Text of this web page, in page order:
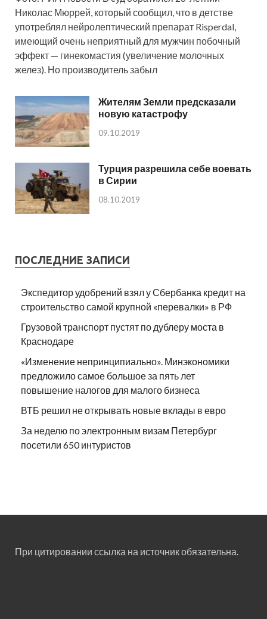
Николас Мюррей, который сообщил, что в детстве
употреблял нейролептический препарат Risperdal,
имеющий очень неприятный для мужчин побочный
эффект — гинекомастия (увеличение молочных
желез). Но производитель забыл
Жителям Земли предсказали
новую катастрофу
09.10.2019
Турция разрешила себе воевать
в Сирии
08.10.2019
ПОСЛЕДНИЕ ЗАПИСИ
Экспедитор удобрений взял у Сбербанка кредит на
строительство самой крупной «перевалки» в РФ
Грузовой транспорт пустят по дублеру моста в
Краснодаре
«Изменение непринципиально». Минэкономики
предложило самое большое за пять лет
повышение налогов для малого бизнеса
ВТБ решил не открывать новые вклады в евро
За неделю по электронным визам Петербург
посетили 650 интуристов
При цитировании ссылка на источник обязательна.